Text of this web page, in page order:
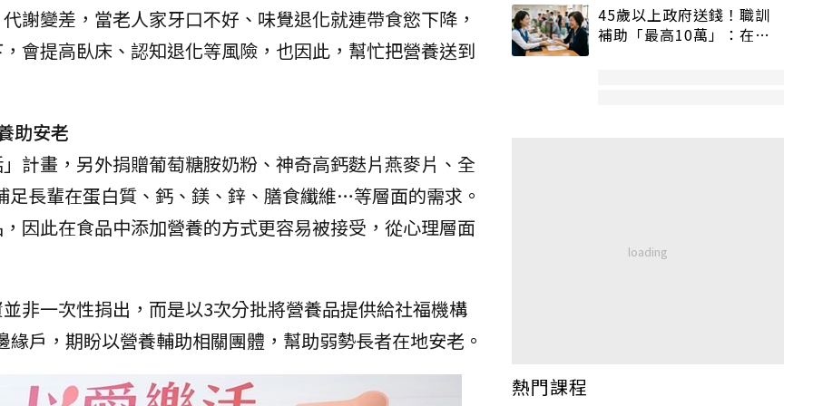
謝變差，當老人家牙口不好、味覺退化就連帶食慾下降，
會提高臥床、認知退化等風險，也因此，幫忙把營養送到
助安老
計畫，另外捐贈葡萄糖胺奶粉、神奇高鈣麩片燕麥片、全
長輩在蛋白質、鈣、鎂、鋅、膳食纖維…等層面的需求。
因此在食品中添加營養的方式更容易被接受，從心理層面
非一次性捐出，而是以3次分批將營養品提供給社福機構
戶，期盼以營養輔助相關團體，幫助弱勢長者在地安老。
45歲以上政府送錢！職訓
補助「最高10萬」：在
熱門課程